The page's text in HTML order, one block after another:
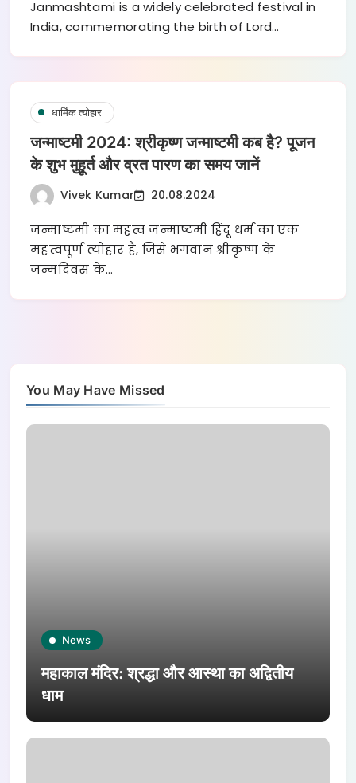
Janmashtami is a widely celebrated festival in
India, commemorating the birth of Lord…
धार्मिक त्योहार
जन्माष्टमी 2024: श्रीकृष्ण जन्माष्टमी कब है? पूजन
के शुभ मुहूर्त और व्रत पारण का समय जानें
Vivek Kumar 20.08.2024
जन्माष्टमी का महत्व जन्माष्टमी हिंदू धर्म का एक
महत्वपूर्ण त्योहार है, जिसे भगवान श्रीकृष्ण के
जन्मदिवस के…
You May Have Missed
News
महाकाल मंदिर: श्रद्धा और आस्था का अद्वितीय
धाम